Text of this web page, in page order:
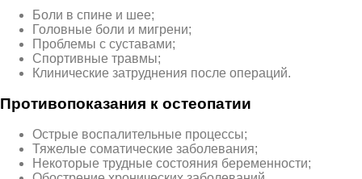
Боли в спине и шее;
Головные боли и мигрени;
Проблемы с суставами;
Спортивные травмы;
Клинические затруднения после операций.
Противопоказания к остеопатии
Острые воспалительные процессы;
Тяжелые соматические заболевания;
Некоторые трудные состояния беременности;